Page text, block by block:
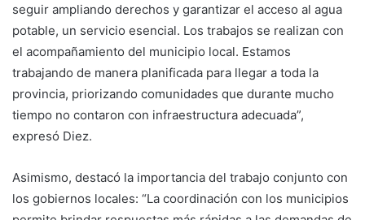
seguir ampliando derechos y garantizar el acceso al agua
potable, un servicio esencial. Los trabajos se realizan con
el acompañamiento del municipio local. Estamos
trabajando de manera planificada para llegar a toda la
provincia, priorizando comunidades que durante mucho
tiempo no contaron con infraestructura adecuada”,
expresó Diez.
Asimismo, destacó la importancia del trabajo conjunto con
los gobiernos locales: “La coordinación con los municipios